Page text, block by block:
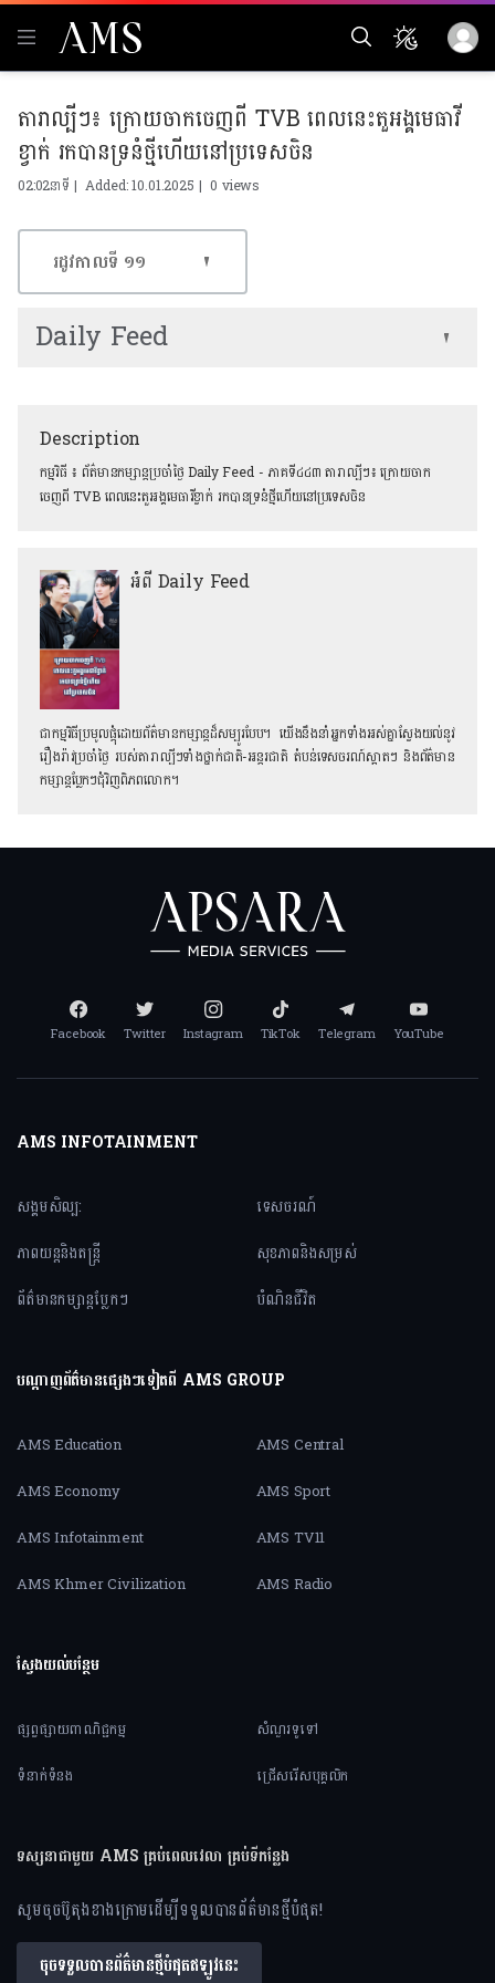
តារាល្បីៗ៖ ក្រោយចាកចេញពី TVB ពេលនេះតួអង្គមេធាវី
ខ្វាក់ រកបានទ្រនំថ្មីហើយនៅប្រទេសចិន
02:02នាទី | Added: 10.01.2025 |0 views
Description
កម្មវិធី​ ៖ ព័ត៌មានកម្សាន្ដប្រចាំថ្ងៃ Daily Feed - ភាគទី៤៤៣ តារាល្បីៗ៖ ក្រោយចាក
ចេញពី TVB ពេលនេះតួអង្គមេធាវីខ្វាក់ រកបានទ្រនំថ្មីហើយនៅប្រទេសចិន
អំពី Daily Feed
ជាកម្មវិធីប្រមូលផ្ដុំដោយព័ត៌មានកម្សាន្តដ៏សម្បូរបែប។ យើងនឹងនាំអ្នកទាំងអស់គ្នាស្វែងយល់នូវ
រឿងរ៉ាវប្រចាំថ្ងៃ របស់តារាល្បីៗទាំងថ្នាក់ជាតិ-អន្តរជាតិ តំបន់ទេសចរណ៍ស្អាតៗ និង​ព័ត៌មាន
កម្សាន្តប្លែកៗជុំវិញពិភពលោក។
រដូវកាលទី​ ១១
Daily Feed
Facebook Twitter Instagram TikTok Telegram YouTube
AMS INFOTAINMENT
សង្គមសិល្ប:
ភាពយន្តនិងតន្ត្រី
ព័ត៌មានកម្សាន្តប្លែកៗ
ទេសចរណ៍
សុខភាពនិងសម្រស់
បំណិនជីវិត
បណ្តាញព័ត៌មានផ្សេងៗទៀតពី AMS GROUP
AMS Education
AMS Economy
AMS Infotainment
AMS Khmer Civilization
AMS Central
AMS Sport
AMS TV11
AMS Radio
ស្វែងយល់បន្ថែម
ផ្សព្វផ្សាយពាណិជ្ជកម្ម
ទំនាក់ទំនង
សំណួរទូទៅ
ជ្រើសរើសបុគ្គលិក
ទស្សនាជាមួយ AMS គ្រប់ពេលវេលា គ្រប់ទីកន្លែង
សូមចុចប៊ូតុងខាងក្រោមដើម្បីទទួលបានព័ត៌មានថ្មីបំផុត!
ចុចទទួលបានព័ត៌មានថ្មីបំផុតឥឡូវនេះ